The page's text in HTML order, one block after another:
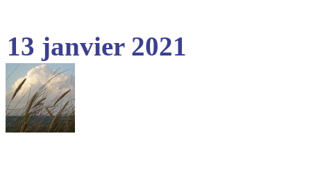
13 janvier 2021